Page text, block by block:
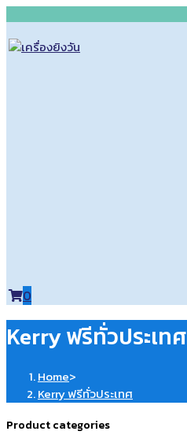
content
0
Kerry ฟรีทั่วประเทศ
Home>
Kerry ฟรีทั่วประเทศ
Product categories